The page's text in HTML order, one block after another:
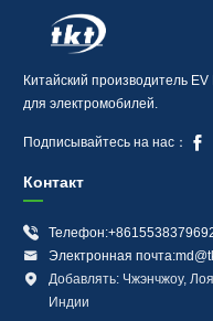
Китайский производитель
для электромобилей.
Подписывайтесь на нас： 
Контакт


Электронная

Добавлять: Чжэнчжоу,
Индии